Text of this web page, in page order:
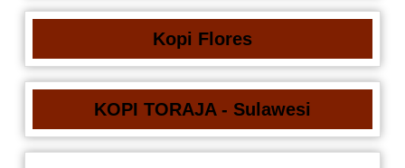
Kopi Flores
KOPI TORAJA - Sulawesi